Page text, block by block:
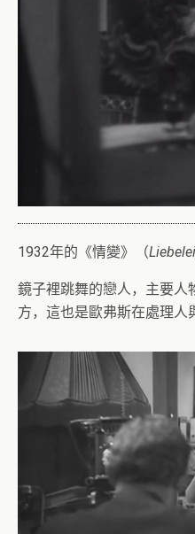
1932年的《情變》（Liebelei
鏡子裡跳舞的戀人，主要人
方，這也是歐弗斯在處理人